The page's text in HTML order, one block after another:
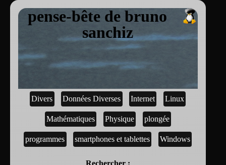
pense-bête de bruno
sanchiz
Divers Données Diverses Internet Linux
Mathématiques Physique plongée
programmes smartphones et tablettes Windows
Rechercher :